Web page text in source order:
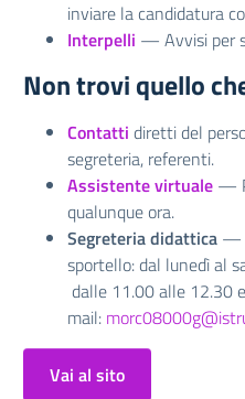
inviare la candidatura
Interpelli — Avvisi per
Non trovi quello
Contatti diretti del
segreteria, referenti.
Assistente virtuale —
qualunque ora.
Segreteria didattica —
sportello: dal lunedì al
dalle 11.00 alle 12.30
mail:
Vai al sito